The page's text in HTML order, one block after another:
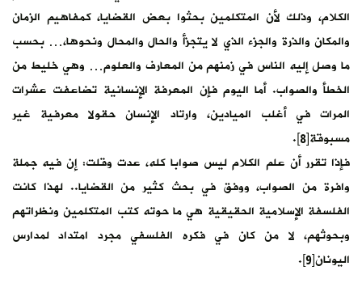
الكلام، وذلك لأن المتكلمين بحثوا بعض القضايا، كمفاهيم الزمان
والمكان والذرة والجزء الذي لا يتجزأ والحال والمحال ونحوها،… بحسب
ما وصل إليه الناس في زمنهم من المعارف والعلوم… وهي خليط من
الخطأ والصواب. أما اليوم فإن المعرفة الإنسانية تضاعفت عشرات
المرات في أغلب الميادين، وارتاد الإنسان حقولا معرفية غير
مسبوقة[8].
فإذا تقرر أن علم الكلام ليس صوابا كله، عدت وقلت: إن فيه جملة
وافرة من الصواب، ووفق في بحث كثير من القضايا.. لهذا كانت
الفلسفة الإسلامية الحقيقية هي ما حوته كتب المتكلمين ونظراتهم
وبحوثهم، لا من كان في فكره الفلسفي مجرد امتداد لمدارس
اليونان[9].